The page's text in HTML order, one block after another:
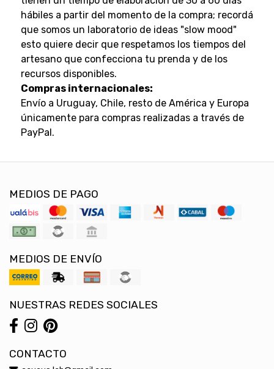
hábiles a partir del momento de la compra; recordá
que somos un laboratorio de ideas "slow mood"
esto quiere decir que respetamos los tiempos del
artesano que confecciona tu prenda y de los
recursos disponibles.
Compras internacionales:
Envío a Uruguay, Chile, resto de América y Europa
únicamente para compras realizadas a través de
PayPal.
MEDIOS DE PAGO
MEDIOS DE ENVÍO
NUESTRAS REDES SOCIALES
CONTACTO